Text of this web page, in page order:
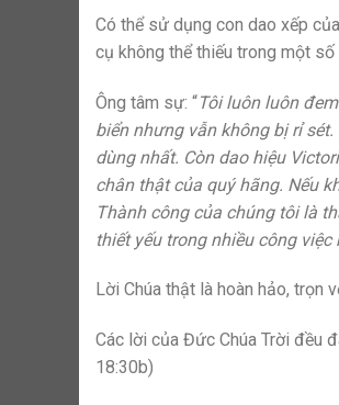
Có thể sử dụng con dao xếp
cụ không thể thiếu trong một
Ông tâm sự: “Tôi luôn luôn
biển nhưng vẫn không bị rỉ
dùng nhất. Còn dao hiệu
chân thật của quý hãng. Nếu
Thành công của chúng tôi là
thiết yếu trong nhiều công việc
Lời Chúa thật là hoàn hảo, trọn
Các lời của Đức Chúa Trời đều
18:30b)